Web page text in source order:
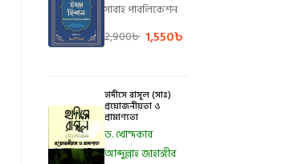
সাবাহ পাবলিকেশন
2,900৳ 1,550৳
হাদীসে রাসূল (সাঃ)
প্রয়োজনীয়তা ও
প্রামাণ্যতা
ড. খোন্দকার
আব্দুল্লাহ জাহাঙ্গীর